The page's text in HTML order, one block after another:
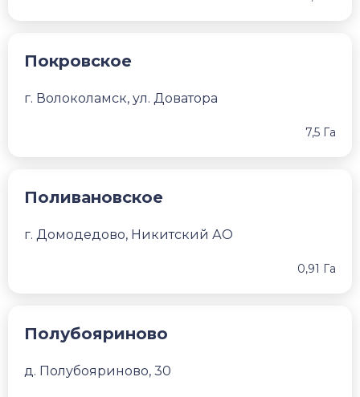
Покровское
г. Волоколамск, ул. Доватора
7,5 Га
Поливановское
г. Домодедово, Никитский АО
0,91 Га
Полубояриново
д. Полубояриново, 30